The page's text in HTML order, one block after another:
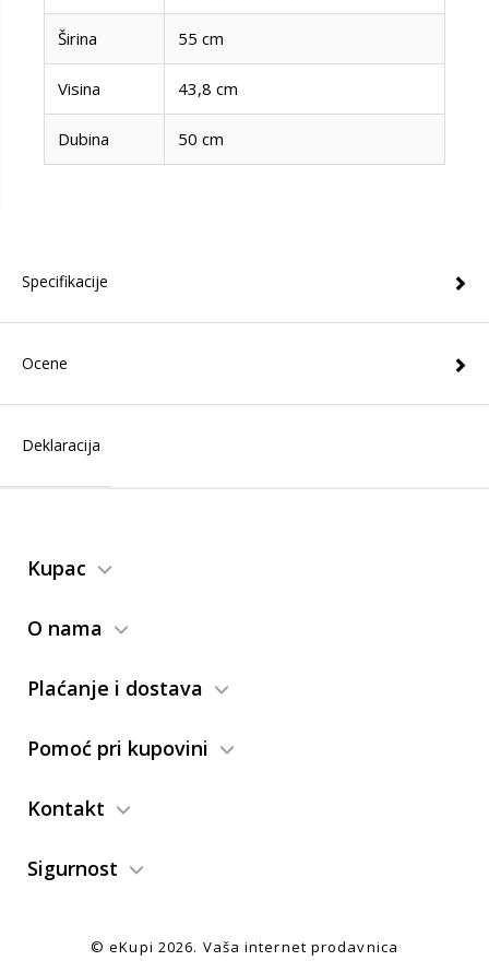
Širina 55 cm
Visina 43,8 cm
Dubina 50 cm
Specifikacije
Ocene
Deklaracija
Kupac
O nama
Plaćanje i dostava
Pomoć pri kupovini
Kontakt
Sigurnost
© eKupi 2026. Vaša internet prodavnica